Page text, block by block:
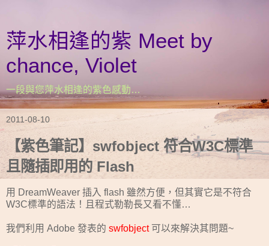
萍水相逢的紫 Meet by
chance, Violet
一段與您萍水相逢的紫色感動…
2011-08-10
【紫色筆記】swfobject 符合W3C標準
且隨插即用的 Flash
用 DreamWeaver 插入 flash 雖然方便，但其實它是不符合
W3C標準的語法！且程式勒勒長又看不懂…
我們利用 Adobe 發表的 swfobject可以來解決其問題~